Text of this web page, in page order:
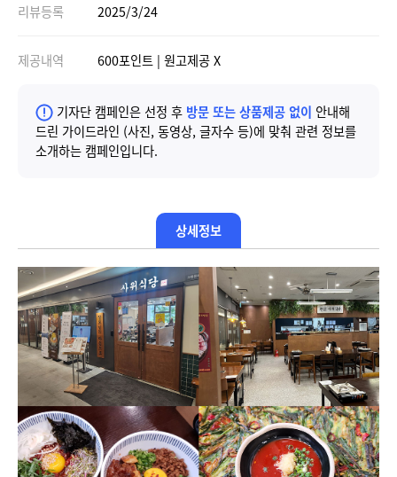
리뷰등록
2025/3/24
제공내역 600포인트 | 원고제공 X
기자단 캠페인은 선정 후 방문 또는 상품제공 없이 안내해
드린 가이드라인 (사진, 동영상, 글자수 등)에 맞춰 관련 정보를
소개하는 캠페인입니다.
상세정보